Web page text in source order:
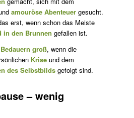
amouröse Abenteuergesucht.
erst, wenn schon das Meiste
in den Brunnen gefallen ist.
groß, wenn die
Kriseund dem
des Selbst­bildsgefolgt sind.
– wenig